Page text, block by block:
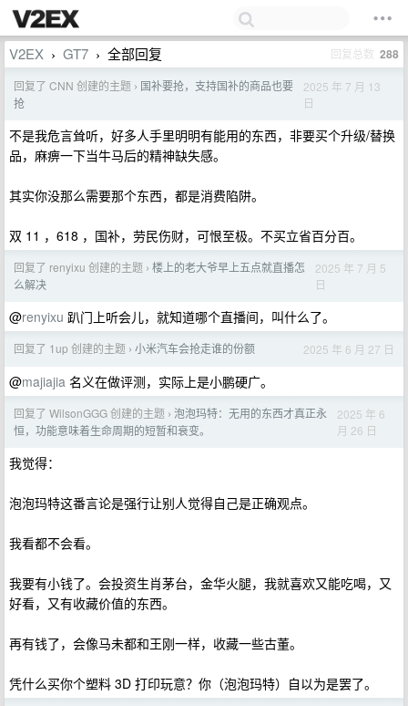
V2EX › GT7 › 全部回复 回复总数 288
回复了 CNN 创建的主题 › 国补要抢，支持国补的商品也要
抢
2025 年 7 月 13
日
不是我危言耸听，好多人手里明明有能用的东西，非要买个升级/替换
品，麻痹一下当牛马后的精神缺失感。
其实你没那么需要那个东西，都是消费陷阱。
双 11 ，618 ，国补，劳民伤财，可恨至极。不买立省百分百。
回复了 renyixu 创建的主题 › 楼上的老大爷早上五点就直播怎
么解决
2025 年 7 月 5
日
@renyixu 趴门上听会儿，就知道哪个直播间，叫什么了。
回复了 1up 创建的主题 › 小米汽车会抢走谁的份额 2025 年 6 月 27 日
@majiajia 名义在做评测，实际上是小鹏硬广。
回复了 WilsonGGG 创建的主题 › 泡泡玛特：无用的东西才真正永
恒，功能意味着生命周期的短暂和衰变。
2025 年 6
月 26 日
我觉得：
泡泡玛特这番言论是强行让别人觉得自己是正确观点。
我看都不会看。
我要有小钱了。会投资生肖茅台，金华火腿，我就喜欢又能吃喝，又
好看，又有收藏价值的东西。
再有钱了，会像马未都和王刚一样，收藏一些古董。
凭什么买你个塑料 3D 打印玩意？你（泡泡玛特）自以为是罢了。